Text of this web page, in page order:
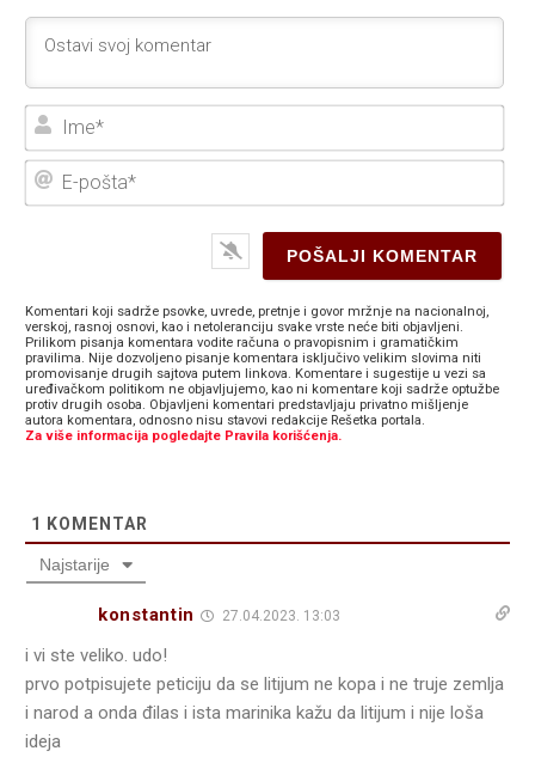
E-
Komentari koji sadrže psovke, uvrede, pretnje i govor mržnje na nacionalnoj,
verskoj, rasnoj osnovi, kao i netoleranciju svake vrste neće biti objavljeni.
Prilikom pisanja komentara vodite računa o pravopisnim i gramatičkim
pravilima. Nije dozvoljeno pisanje komentara isključivo velikim slovima niti
promovisanje drugih sajtova putem linkova. Komentare i sugestije u vezi sa
uređivačkom politikom ne objavljujemo, kao ni komentare koji sadrže optužbe
protiv drugih osoba. Objavljeni komentari predstavljaju privatno mišljenje
autora komentara, odnosno nisu stavovi redakcije Rešetka portala.
Za više informacija pogledajte Pravila korišćenja.
1 KOMENTAR
Najstarije
konstantin 27.04.2023. 13:03
i vi ste veliko. udo!
prvo potpisujete peticiju da se litijum ne kopa i ne truje zemlja
i narod a onda đilas i ista marinika kažu da litijum i nije loša
ideja